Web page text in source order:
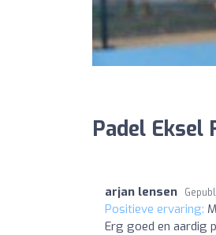
Padel Eksel
arjan lensen
Positieve ervaring:
Erg goed en aardig